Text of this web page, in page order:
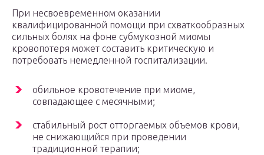
При несвоевременном оказании
квалифицированной помощи при схваткообразных
сильных болях на фоне субмукозной миомы
кровопотеря может составить критическую и
потребовать немедленной госпитализации.
обильное кровотечение при миоме,
совпадающее с месячными;
стабильный рост отторгаемых объемов крови,
не снижающийся при проведении
традиционной терапии;